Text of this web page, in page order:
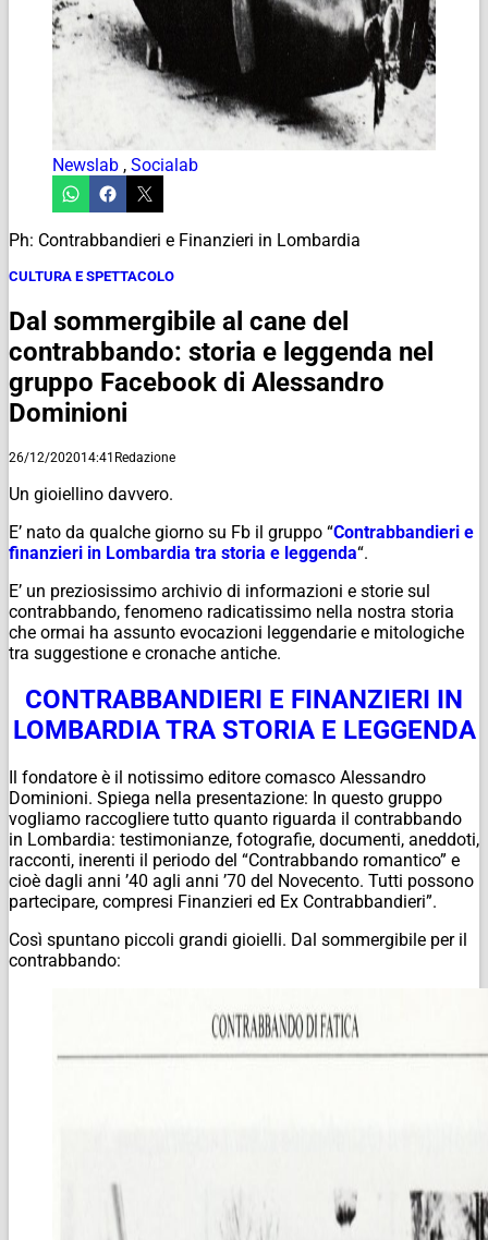
Newslab , Socialab
Ph: Contrabbandieri e Finanzieri in Lombardia
CULTURA E SPETTACOLO
Dal sommergibile al cane del
contrabbando: storia e leggenda nel
gruppo Facebook di Alessandro
Dominioni
26/12/202014:41 Redazione
Un gioiellino davvero.
E’ nato da qualche giorno su Fb il gruppo “Contrabbandieri e
finanzieri in Lombardia tra storia e leggenda“.
E’ un preziosissimo archivio di informazioni e storie sul
contrabbando, fenomeno radicatissimo nella nostra storia
che ormai ha assunto evocazioni leggendarie e mitologiche
tra suggestione e cronache antiche.
CONTRABBANDIERI E FINANZIERI IN
LOMBARDIA TRA STORIA E LEGGENDA
Il fondatore è il notissimo editore comasco Alessandro
Dominioni. Spiega nella presentazione: In questo gruppo
vogliamo raccogliere tutto quanto riguarda il contrabbando
in Lombardia: testimonianze, fotografie, documenti, aneddoti,
racconti, inerenti il periodo del “Contrabbando romantico” e
cioè dagli anni ’40 agli anni ’70 del Novecento. Tutti possono
partecipare, compresi Finanzieri ed Ex Contrabbandieri”.
Così spuntano piccoli grandi gioielli. Dal sommergibile per il
contrabbando: